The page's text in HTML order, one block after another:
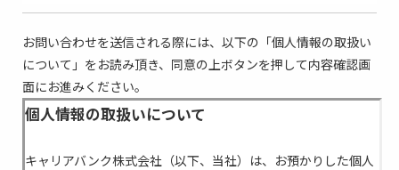
お問い合わせを送信される際には、以下の「個人情報の取扱い
について」をお読み頂き、同意の上ボタンを押して内容確認画
面にお進みください。